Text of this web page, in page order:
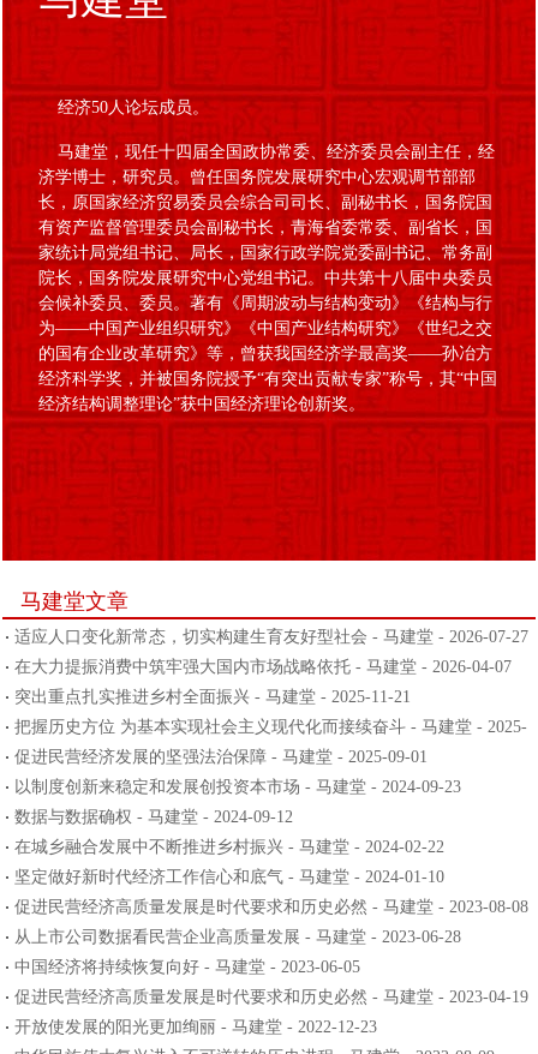
经济50人论坛成员。
马建堂，现任十四届全国政协常委、经济委员会副主任，经
济学博士，研究员。曾任国务院发展研究中心宏观调节部部
长，原国家经济贸易委员会综合司司长、副秘书长，国务院国
有资产监督管理委员会副秘书长，青海省委常委、副省长，国
家统计局党组书记、局长，国家行政学院党委副书记、常务副
院长，国务院发展研究中心党组书记。中共第十八届中央委员
会候补委员、委员。著有《周期波动与结构变动》《结构与行
为——中国产业组织研究》《中国产业结构研究》《世纪之交
的国有企业改革研究》等，曾获我国经济学最高奖——孙冶方
经济科学奖，并被国务院授予“有突出贡献专家”称号，其“中国
经济结构调整理论”获中国经济理论创新奖。
马建堂文章
适应人口变化新常态，切实构建生育友好型社会 - 马建堂 - 2026-07-27
在大力提振消费中筑牢强大国内市场战略依托 - 马建堂 - 2026-04-07
突出重点扎实推进乡村全面振兴 - 马建堂 - 2025-11-21
把握历史方位 为基本实现社会主义现代化而接续奋斗 - 马建堂 - 2025-
10-27
促进民营经济发展的坚强法治保障 - 马建堂 - 2025-09-01
以制度创新来稳定和发展创投资本市场 - 马建堂 - 2024-09-23
数据与数据确权 - 马建堂 - 2024-09-12
在城乡融合发展中不断推进乡村振兴 - 马建堂 - 2024-02-22
坚定做好新时代经济工作信心和底气 - 马建堂 - 2024-01-10
促进民营经济高质量发展是时代要求和历史必然 - 马建堂 - 2023-08-08
从上市公司数据看民营企业高质量发展 - 马建堂 - 2023-06-28
中国经济将持续恢复向好 - 马建堂 - 2023-06-05
促进民营经济高质量发展是时代要求和历史必然 - 马建堂 - 2023-04-19
开放使发展的阳光更加绚丽 - 马建堂 - 2022-12-23